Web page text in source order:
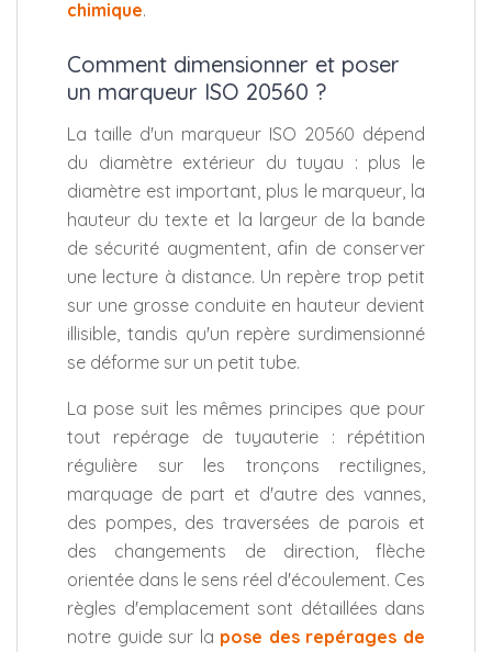
chimique.
Comment dimensionner et poser
un marqueur ISO 20560 ?
La taille d'un marqueur ISO 20560 dépend
du diamètre extérieur du tuyau : plus le
diamètre est important, plus le marqueur, la
hauteur du texte et la largeur de la bande
de sécurité augmentent, afin de conserver
une lecture à distance. Un repère trop petit
sur une grosse conduite en hauteur devient
illisible, tandis qu'un repère surdimensionné
se déforme sur un petit tube.
La pose suit les mêmes principes que pour
tout repérage de tuyauterie : répétition
régulière sur les tronçons rectilignes,
marquage de part et d'autre des vannes,
des pompes, des traversées de parois et
des changements de direction, flèche
orientée dans le sens réel d'écoulement. Ces
règles d'emplacement sont détaillées dans
notre guide sur la pose des repérages de